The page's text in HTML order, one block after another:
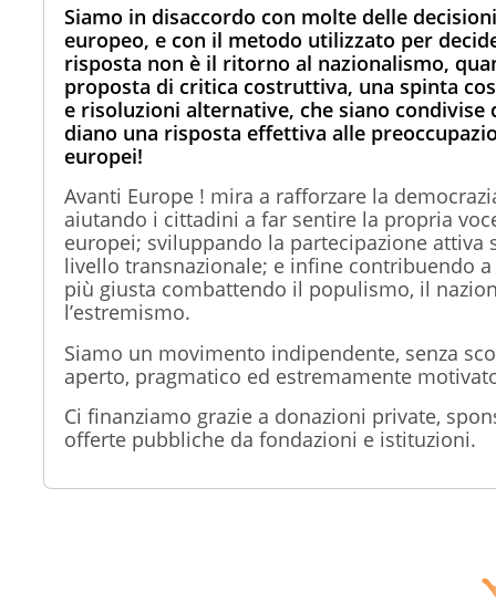
Siamo in disaccordo con molte delle
europeo, e con il metodo utilizzato per
risposta non è il ritorno al nazionalismo,
proposta di critica costruttiva, una spinta
e risoluzioni alternative, che siano condivise
diano una risposta effettiva alle
europei!
Avanti Europe ! mira a rafforzare la
aiutando i cittadini a far sentire la propria
europei; sviluppando la partecipazione attiva
livello transnazionale; e infine contribuendo
più giusta combattendo il populismo, il
l’estremismo.
Siamo un movimento indipendente, senza
aperto, pragmatico ed estremamente
Ci finanziamo grazie a donazioni private,
offerte pubbliche da fondazioni e istituzioni.